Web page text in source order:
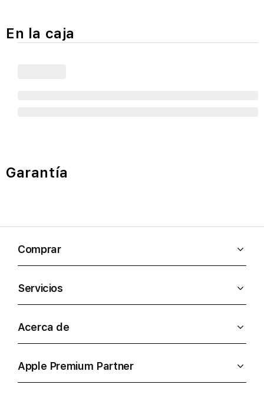
En la caja
Garantía
Comprar
Servicios
Acerca de
Apple Premium Partner